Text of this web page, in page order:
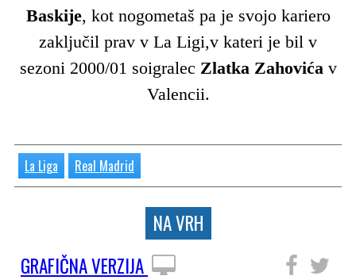
Baskije, kot nogometaš pa je svojo kariero
zaključil prav v La Ligi,v kateri je bil v
sezoni 2000/01 soigralec Zlatka Zahovića v
Valencii.
La Liga Real Madrid
NA VRH
GRAFIČNA VERZIJA